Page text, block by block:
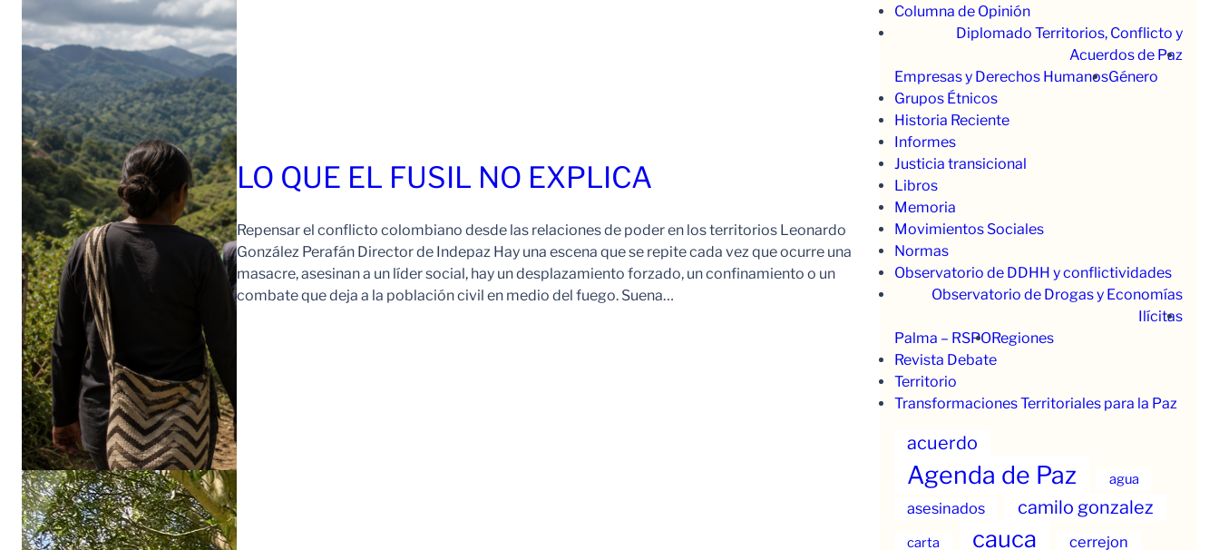
LO QUE EL FUSIL NO EXPLICA
Repensar el conflicto colombiano desde las relaciones de poder en los territorios Leonardo
González Perafán Director de Indepaz Hay una escena que se repite cada vez que ocurre una
masacre, asesinan a un líder social, hay un desplazamiento forzado, un confinamiento o un
combate que deja a la población civil en medio del fuego. Suena…
Columna de Opinión
Diplomado Territorios, Conflicto y
Acuerdos de Paz
Empresas y Derechos HumanosGénero
Grupos Étnicos
Historia Reciente
Informes
Justicia transicional
Libros
Memoria
Movimientos Sociales
Normas
Observatorio de DDHH y conflictividades
Observatorio de Drogas y Economías
Ilícitas
Palma – RSPORegiones
Revista Debate
Territorio
Transformaciones Territoriales para la Paz
acuerdo
Agenda de Paz agua
asesinados camilo gonzalez
carta cauca cerrejon